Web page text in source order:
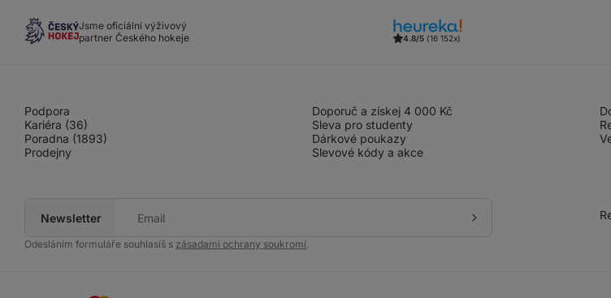
Jsme oficiální výživový
partner Českého hokeje
4.8/5 (16 152x)
Podpora
Kariéra (36)
Poradna (1893)
Prodejny
Doporuč a získej 4 000 Kč
Sleva pro studenty
Dárkové poukazy
Slevové kódy a akce
Newsletter
mail
Přihlásit
Odesláním formuláře souhlasíš s zásadami ochrany soukromí.